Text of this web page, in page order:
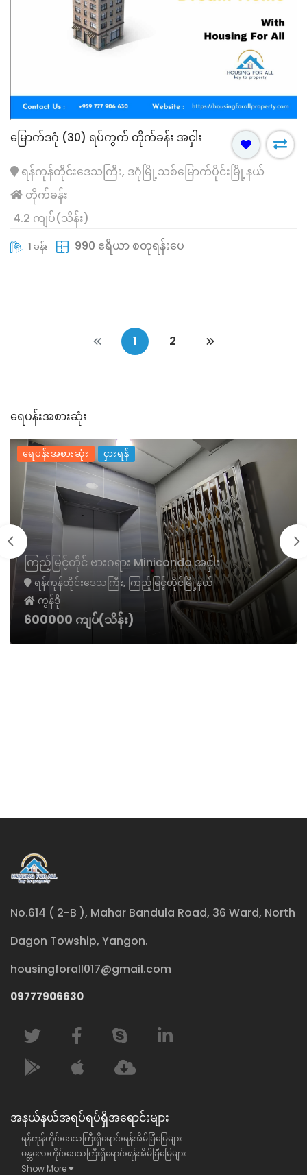
မြောက်ဒဂုံ (30) ရပ်ကွက် တိုက်ခန်း အငှါး
ရန်ကုန်တိုင်းဒေသကြီး, ဒဂုံမြို့သစ်မြောက်ပိုင်းမြို့နယ်
တိုက်ခန်း
4.2 ကျပ်(သိန်း)
1 ခန်း 990 ဧရိယာ စတုရန်းပေ
1 2
ရေပန်းအစားဆုံး
ရေပန်းအစားဆုံး ငှားရန်
ကြည့်မြင့်တိုင် ဗားဂရား Minicondo အငှါး
ရန်ကုန်တိုင်းဒေသကြီး, ကြည့်မြင့်တိုင်မြို့နယ်
ကွန်ဒို
600000 ကျပ်(သိန်း)
No.614 ( 2-B ), Mahar Bandula Road, 36 Ward, North
Dagon Towship, Yangon.
housingforall017@gmail.com
09777906630
အနယ်နယ်အရပ်ရပ်ရှိအရောင်းများ
ရန်ကုန်တိုင်းဒေသကြီးရှိရောင်းရန်အိမ်ခြံမြေများ
မန္တလေးတိုင်းဒေသကြီးရှိရောင်းရန်အိမ်ခြံမြေများ
Show More